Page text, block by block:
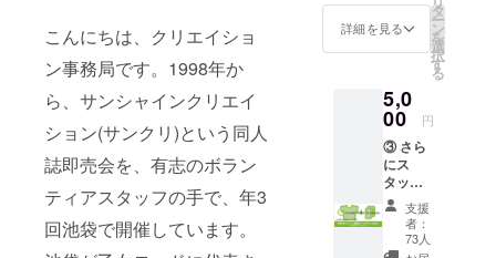
こんにちは、クリエイショ
ン事務局です。1998年か
ら、サンシャインクリエイ
ション(サンクリ)という同人
誌即売会を、有志のボラン
ティアスタッフの手で、年3
回池袋で開催しています。
自粛は文化
てしまうだ
けです。普
段お世話に
なっている
印刷会社・
同人書店・
会場といっ
れる方
につい
Autumn
内にご
希望す
る名前
を掲示
させて
頂きま
す。
サーク
ル名で
ン (タオ
ル)」 ①
の内容
に加え
の夏開
催のサ
ンクリ
2020
SUMME
Rでス
タッフ
に配布
する
詳細を見る
タ
ー
ン
を
選
択
す
る
5,0
00 円
③ さら
にス
タッフT
をプレ
ゼン
ト！
「気分
支援
者：
73人